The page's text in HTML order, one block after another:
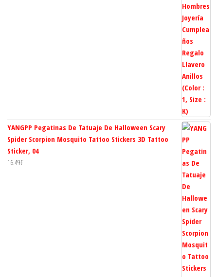
YANGPP Pegatinas De Tatuaje De Halloween Scary
Spider Scorpion Mosquito Tattoo Stickers 3D Tattoo
Sticker, 04
16.49€